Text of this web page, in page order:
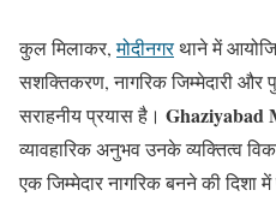
कुल मिलाकर,मोदीनगरथाने में
सशक्तिकरण, नागरिक जिम्मेदारी
सराहनीय प्रयास है। Ghaziyabad
व्यावहारिक अनुभव उनके व्यक्तित्व
एक जिम्मेदार नागरिक बनने की दिशा